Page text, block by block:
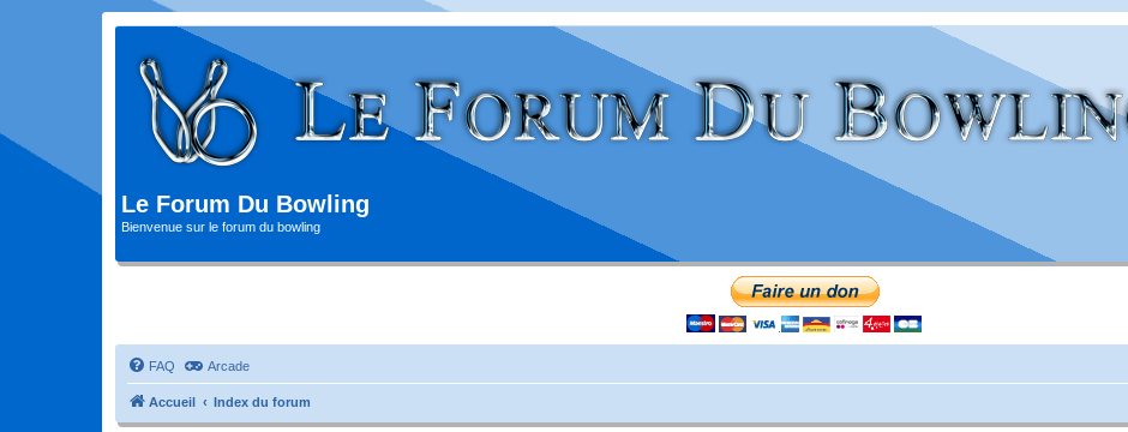
Le Forum Du Bowling
Bienvenue sur le forum du bowling
FAQ Arcade
Accueil Index du forum